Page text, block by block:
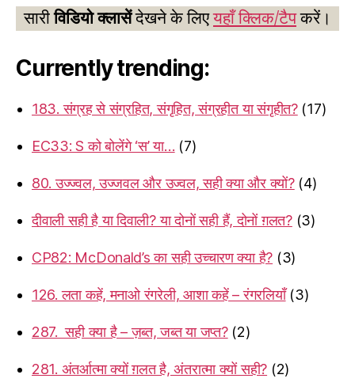
सारीविडियो क्लासेंदेखने के लिएयहाँ क्लिक/टैपकरें।
Currently trending:
183. संग्रह से संग्रहित, संगृहित, संग्रहीत या संगृहीत? (17)
EC33: S को बोलेंगे ‘स’ या… (7)
80. उज्ज्वल, उज्जवल और उज्वल, सही क्या और क्यों? (4)
दीवाली सही है या दिवाली? या दोनों सही हैं, दोनों ग़लत? (3)
CP82: McDonald’s का सही उच्चारण क्या है? (3)
126. लता कहें, मनाओ रंगरेली, आशा कहें – रंगरलियाँ (3)
287. सही क्या है – ज़ब्त, जब्त या जप्त? (2)
281. अंतर्आत्मा क्यों ग़लत है, अंतरात्मा क्यों सही? (2)